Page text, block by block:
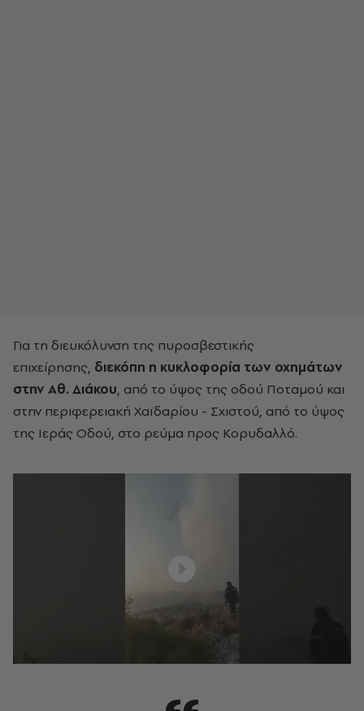
Για τη διευκόλυνση της πυροσβεστικής
επιχείρησης, διεκόπη η κυκλοφορία των οχημάτων
στην Αθ. Διάκου, από το ύψος της οδού Ποταμού και
στην περιφερειακή Χαϊδαρίου - Σχιστού, από το ύψος
της Ιεράς Οδού, στο ρεύμα προς Κορυδαλλό.